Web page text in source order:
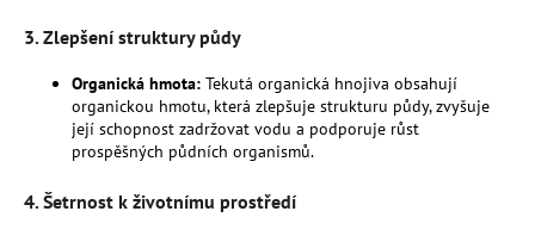
3.Zlepšení struktury půdy
Organická hmota: Tekutá organická hnojiva obsahují
organickou hmotu, která zlepšuje strukturu půdy, zvyšuje
její schopnost zadržovat vodu a podporuje růst
prospěšných půdních organismů.
4.Šetrnost k životnímu prostředí
o
r
m